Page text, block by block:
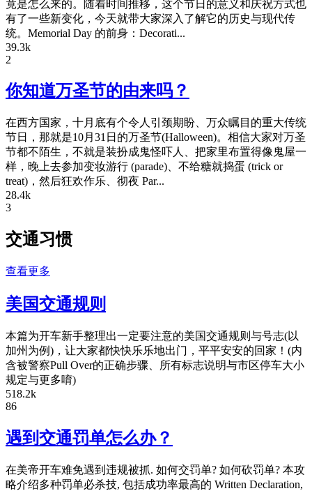
竟是怎么来的。随着时间推移，这个节日的意义和庆祝方式也
有了一些新变化，今天就带大家深入了解它的历史与现代传
统。Memorial Day 的前身：Decorati...
39.3k
2
你知道万圣节的由来吗？
在西方国家，十月底有个令人引颈期盼、万众瞩目的重大传统
节日，那就是10月31日的万圣节(Halloween)。相信大家对万圣
节都不陌生，不就是装扮成鬼怪吓人、把家里布置得像鬼屋一
样，晚上去参加变妆游行 (parade)、不给糖就捣蛋 (trick or
treat)，然后狂欢作乐、彻夜 Par...
28.4k
3
交通习惯
查看更多
美国交通规则
本篇为开车新手整理出一定要注意的美国交通规则与号志(以
加州为例)，让大家都快快乐乐地出门，平平安安的回家！(内
含被警察Pull Over的正确步骤、所有标志说明与市区停车大小
规定与更多唷)
518.2k
86
遇到交通罚单怎么办？
在美帝开车难免遇到违规被抓. 如何交罚单? 如何砍罚单? 本攻
略介绍多种罚单必杀技, 包括成功率最高的 Written Declaration,